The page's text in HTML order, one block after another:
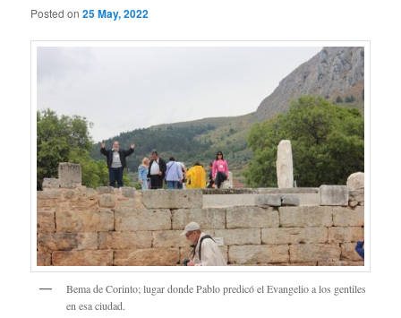
Posted on25 May, 2022
Bema de Corinto; lugar donde Pablo predicó el Evangelio a los gentiles
en esa ciudad.